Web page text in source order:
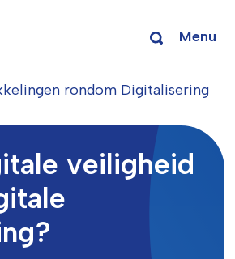
Menu
rondom Digitalisering
veiligheid